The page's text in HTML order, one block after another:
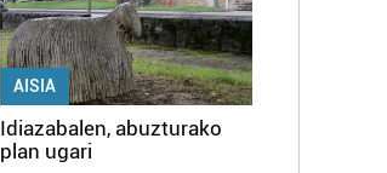
AISIA
Idiazabalen, abuzturako
plan ugari